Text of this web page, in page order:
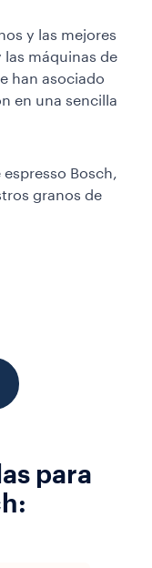
y las mejores
las máquinas de
han asociado
en una sencilla
espresso Bosch,
granos de
para